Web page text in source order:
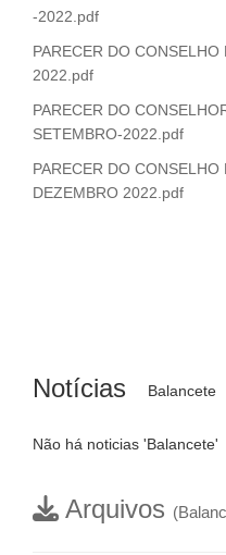
-2022.pdf
PARECER DO CONSELHO
2022.pdf
PARECER DO
SETEMBRO-2022.pdf
PARECER DO CONSELHO
DEZEMBRO 2022.pdf
Notícias Balancete
Não há noticias 'Balancete'
Arquivos